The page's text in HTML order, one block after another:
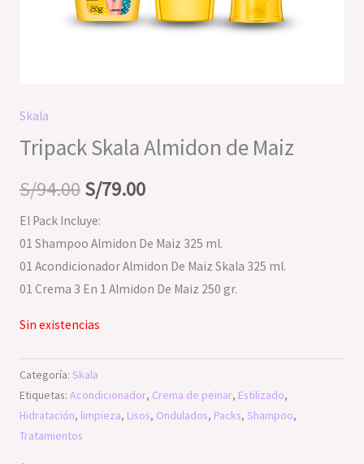
Skala
Tripack Skala Almidon de Maiz
S/94.00 S/79.00
El Pack Incluye:
01 Shampoo Almidon De Maiz 325 ml.
01 Acondicionador Almidon De Maiz Skala 325 ml.
01 Crema 3 En 1 Almidon De Maiz 250 gr.
Sin existencias
Categoría: Skala
Etiquetas: Acondicionador, Crema de peinar, Estilizado,
Hidratación, limpieza, Lisos, Ondulados, Packs, Shampoo,
Tratamientos